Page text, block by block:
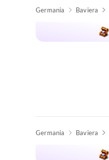
Germania Baviera
Germania Baviera